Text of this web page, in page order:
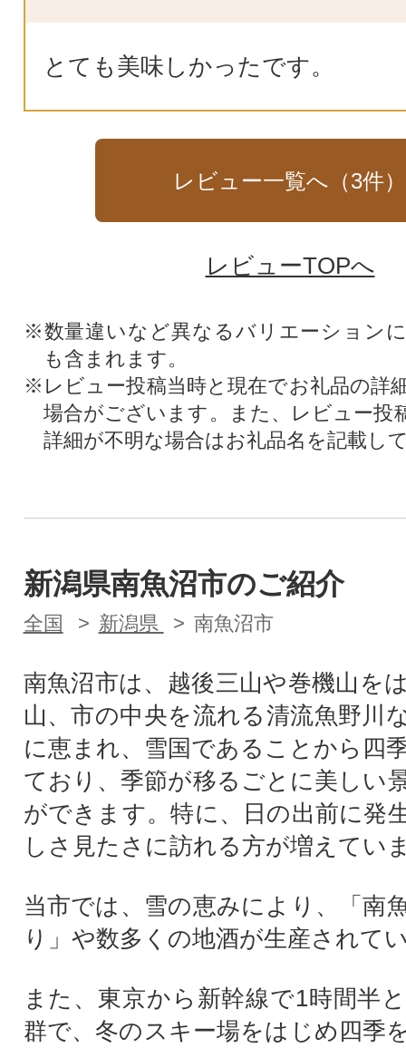
とても美味しかったです。
レビュー一覧へ（3件）
レビューTOPへ
※数量違いなど異なるバリエーション
も含まれます。
※レビュー投稿当時と現在でお礼品の詳
場合がございます。また、レビュー投
詳細が不明な場合はお礼品名を記載し
新潟県南魚沼市のご紹介
全国 新潟県 南魚沼市
南魚沼市は、越後三山や巻機山を
山、市の中央を流れる清流魚野川
に恵まれ、雪国であることから四
ており、季節が移るごとに美しい
ができます。特に、日の出前に発
しさ見たさに訪れる方が増えてい
当市では、雪の恵みにより、「南
り」や数多くの地酒が生産されて
また、東京から新幹線で1時間半
群で、冬のスキー場をはじめ四季